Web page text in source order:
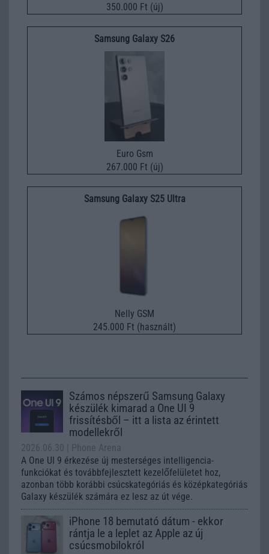
350.000 Ft (új)
Samsung Galaxy S26
Euro Gsm
267.000 Ft (új)
Samsung Galaxy S25 Ultra
Nelly GSM
245.000 Ft (használt)
Számos népszerű Samsung Galaxy
készülék kimarad a One UI 9
frissítésből – itt a lista az érintett
modellekről
2026.06.30
| Phone Arena
A One UI 9 érkezése új mesterséges intelligencia-
funkciókat és továbbfejlesztett kezelőfelületet hoz,
azonban több korábbi csúcskategóriás és középkategóriás
Galaxy készülék számára ez lesz az út vége.
iPhone 18 bemutató dátum - ekkor
rántja le a leplet az Apple az új
csúcsmobilokról